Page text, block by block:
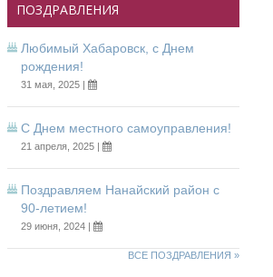
ПОЗДРАВЛЕНИЯ
Любимый Хабаровск, с Днем
рождения!
31 мая, 2025 |
С Днем местного самоуправления!
21 апреля, 2025 |
Поздравляем Нанайский район с
90-летием!
29 июня, 2024 |
ВСЕ ПОЗДРАВЛЕНИЯ »